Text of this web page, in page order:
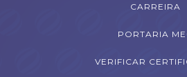
CARREIRA
PORTARIA
VERIFICAR